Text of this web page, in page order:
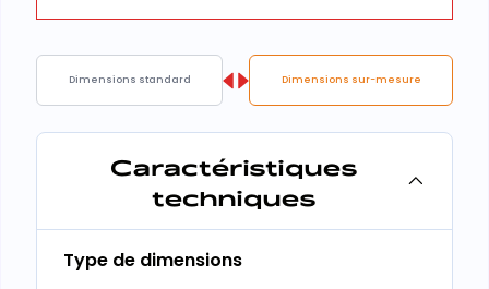
Dimensions standard Dimensions sur-mesure
Caractéristiques
techniques
Type de dimensions